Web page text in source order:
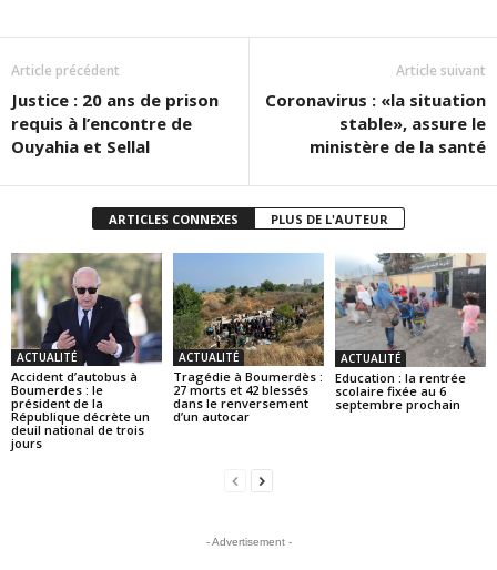
Article précédent
Justice : 20 ans de prison
requis à l’encontre de
Ouyahia et Sellal
Article suivant
Coronavirus : «la situation
stable», assure le
ministère de la santé
ARTICLES CONNEXES PLUS DE L'AUTEUR
ACTUALITÉ
Accident d’autobus à
Boumerdes : le
président de la
République décrète un
deuil national de trois
jours
ACTUALITÉ
Tragédie à Boumerdès :
27 morts et 42 blessés
dans le renversement
d’un autocar
ACTUALITÉ
Education : la rentrée
scolaire fixée au 6
septembre prochain
- Advertisement -